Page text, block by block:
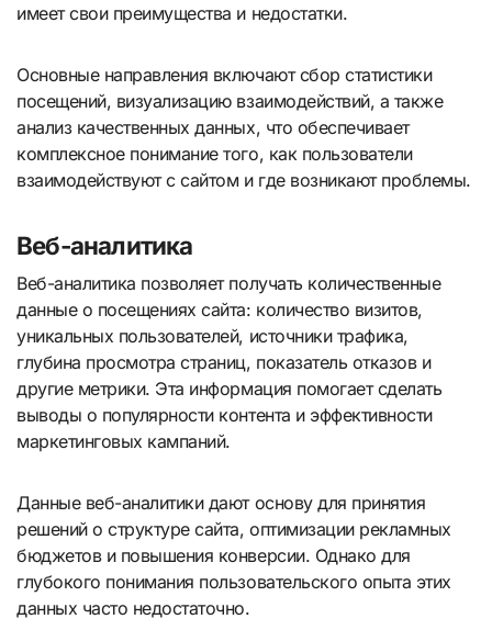
имеет свои преимущества и недостатки.
Основные направления включают сбор статистики
посещений, визуализацию взаимодействий, а также
анализ качественных данных, что обеспечивает
комплексное понимание того, как пользователи
взаимодействуют с сайтом и где возникают проблемы.
Веб-аналитика
Веб-аналитика позволяет получать количественные
данные о посещениях сайта: количество визитов,
уникальных пользователей, источники трафика,
глубина просмотра страниц, показатель отказов и
другие метрики. Эта информация помогает сделать
выводы о популярности контента и эффективности
маркетинговых кампаний.
Данные веб-аналитики дают основу для принятия
решений о структуре сайта, оптимизации рекламных
бюджетов и повышения конверсии. Однако для
глубокого понимания пользовательского опыта этих
данных часто недостаточно.